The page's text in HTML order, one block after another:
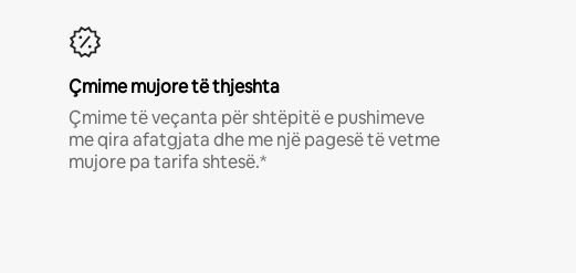
Çmime mujore të thjeshta
Çmime të veçanta për shtëpitë e pushimeve
me qira afatgjata dhe me një pagesë të vetme
mujore pa tarifa shtesë.*